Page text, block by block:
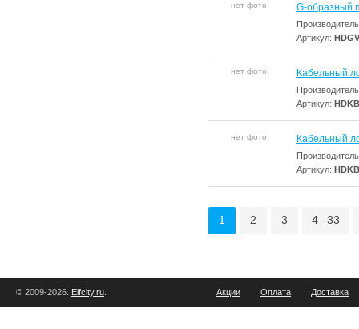
нет фото G-образный
Артикул:
нет фото Кабельный
Артикул:
нет фото Кабельный
Артикул:
1 2 3 4 - 33
© 2009-2026. Elfcity.ru Акции Оплата Доставка